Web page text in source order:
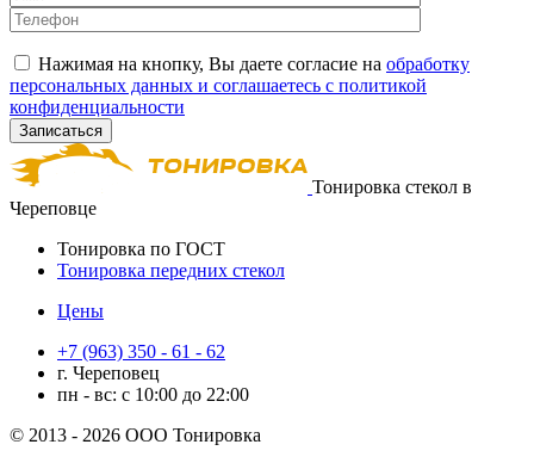
Нажимая на кнопку, Вы даете согласие на обработку
персональных данных и соглашаетесь с политикой
конфиденциальности
Тонировка стекол в
Череповце
Тонировка по ГОСТ
Тонировка передних стекол
Цены
+7 (963) 350 - 61 - 62
г. Череповец
пн - вс: с 10:00 до 22:00
© 2013 - 2026 ООО Тонировка